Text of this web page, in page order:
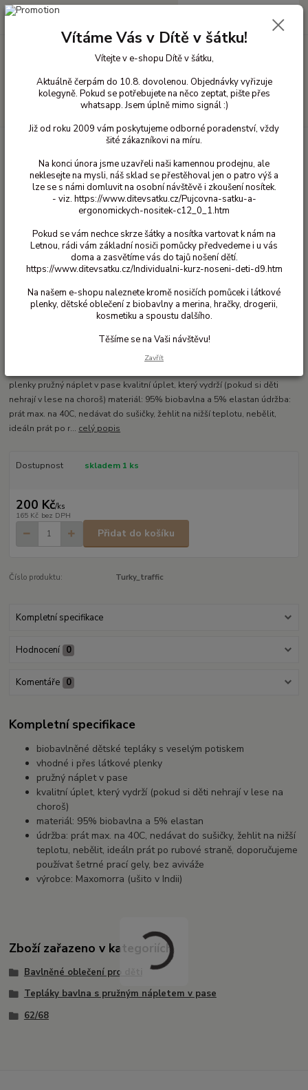
+420 603 818 836
0 Kč
Bavlněné oblečení pro děti
Tepláky bavlna s pružným nápletem v
Kalhoty s nápletem Maxomorra -
Traffic 62/68
plenky pružný náplet v pase kvalitní úplet, který vydrží (pokud si děti
nehrají v lese na choroš) materiál: 95% biobavlna a 5% elastan údržba:
prát max. na 40C, nedávat do sušičky, žehlit na nižší teplotu, nebělit,
ideáln prát po r... celý popis
Dostupnost skladem 1 ks
200 Kč/ks
165 Kč bez DPH
Přidat do košíku
Číslo produktu: Turky_traffic
Kompletní specifikace
Hodnocení 0
Komentáře 0
Kompletní specifikace
biobavlněné dětské tepláky s veselým potiskem
vhodné i přes látkové plenky
pružný náplet v pase
kvalitní úplet, který vydrží (pokud si děti nehrají v lese na
choroš)
materiál: 95% biobavlna a 5% elastan
údržba: prát max. na 40C, nedávat do sušičky, žehlit na nižší
teplotu, nebělit, ideáln prát po rubové straně, doporučujeme
používat šetrné prací gely, bez aviváže
výrobce: Maxomorra (ušito v Indii)
Zboží zařazeno v kategoriích
Bavlněné oblečení pro děti
Tepláky bavlna s pružným nápletem v pase
62/68
Vítáme Vás v Dítě v šátku!
Vítejte v e-shopu Dítě v šátku,
Aktuálně čerpám do 10.8. dovolenou. Objednávky vyřizuje
kolegyně. Pokud se potřebujete na něco zeptat, pište přes
whatsapp. Jsem úplně mimo signál :)
Již od roku 2009 vám poskytujeme odborné poradenství, vždy
šité zákazníkovi na míru.
Na konci února jsme uzavřeli naši kamennou prodejnu, ale
neklesejte na mysli, náš sklad se přestěhoval jen o patro výš a
lze se s námi domluvit na osobní návštěvě i zkoušení nosítek.
- viz. https://www.ditevsatku.cz/Pujcovna-satku-a-
ergonomickych-nositek-c12_0_1.htm
Pokud se vám nechce skrze šátky a nosítka vartovat k nám na
Letnou, rádi vám základní nosiči pomůcky předvedeme i u vás
doma a zasvětíme vás do tajů nošení dětí.
https://www.ditevsatku.cz/Individualni-kurz-noseni-deti-d9.htm
Na našem e-shopu naleznete kromě nosičích pomůcek i látkové
plenky, dětské oblečení z biobavlny a merina, hračky, drogerii,
kosmetiku a spoustu dalšího.
Těšíme se na Vaši návštěvu!
Zavřít